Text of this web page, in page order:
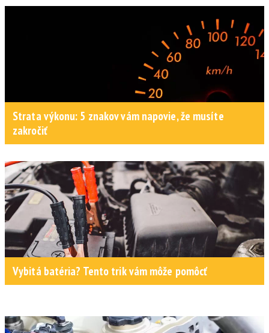
Strata výkonu: 5 znakov vám napovie, že musíte
zakročiť
Vybitá batéria? Tento trik vám môže pomôcť